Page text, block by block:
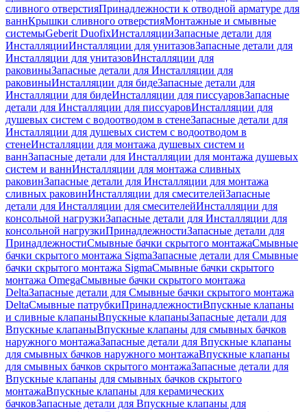
сливного отверстияПринадлежности к отводной арматуре для
ваннКрышки сливного отверстияМонтажные и смывные
системыGeberit DuofixИнсталляцииЗапасные детали для
ИнсталляцииИнсталляции для унитазовЗапасные детали для
Инсталляции для унитазовИнсталляции для
раковиныЗапасные детали для Инсталляции для
раковиныИнсталляции для бидеЗапасные детали для
Инсталляции для бидеИнсталляции для писсуаровЗапасные
детали для Инсталляции для писсуаровИнсталляции для
душевых систем с водоотводом в стенеЗапасные детали для
Инсталляции для душевых систем с водоотводом в
стенеИнсталляции для монтажа душевых систем и
ваннЗапасные детали для Инсталляции для монтажа душевых
систем и ваннИнсталляции для монтажа сливных
раковинЗапасные детали для Инсталляции для монтажа
сливных раковинИнсталляции для смесителейЗапасные
детали для Инсталляции для смесителейИнсталляции для
консольной нагрузкиЗапасные детали для Инсталляции для
консольной нагрузкиПринадлежностиЗапасные детали для
ПринадлежностиСмывные бачки скрытого монтажаСмывные
бачки скрытого монтажа SigmaЗапасные детали для Смывные
бачки скрытого монтажа SigmaСмывные бачки скрытого
монтажа OmegaСмывные бачки скрытого монтажа
DeltaЗапасные детали для Смывные бачки скрытого монтажа
DeltaСмывные патрубкиПринадлежностиВпускные клапаны
и сливные клапаныВпускные клапаныЗапасные детали для
Впускные клапаныВпускные клапаны для смывных бачков
наружного монтажаЗапасные детали для Впускные клапаны
для смывных бачков наружного монтажаВпускные клапаны
для смывных бачков скрытого монтажаЗапасные детали для
Впускные клапаны для смывных бачков скрытого
монтажаВпускные клапаны для керамических
бачковЗапасные детали для Впускные клапаны для